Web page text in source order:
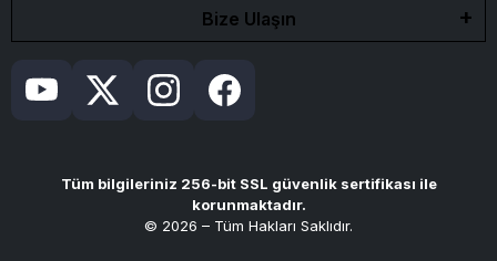
Bize Ulaşın
Tüm bilgileriniz 256-bit SSL güvenlik sertifikası ile
korunmaktadır.
© 2026 – Tüm Hakları Saklıdır.